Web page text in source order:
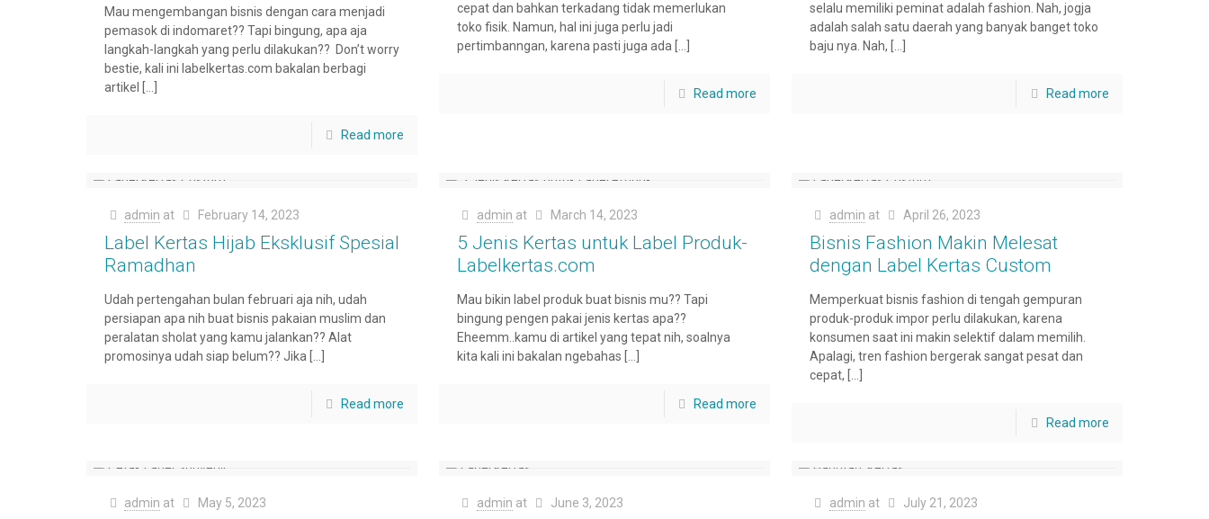
Mau mengembangan bisnis dengan cara menjadi
pemasok di indomaret?? Tapi bingung, apa aja
langkah-langkah yang perlu dilakukan?? Don’t worry
bestie, kali ini labelkertas.com bakalan berbagi
artikel
Read more
cepat dan bahkan terkadang tidak memerlukan
toko fisik. Namun, hal ini juga perlu jadi
pertimbanngan, karena pasti juga ada
Read more
selalu memiliki peminat adalah fashion. Nah, jogja
adalah salah satu daerah yang banyak banget toko
baju nya. Nah,
Read more
admin at February 14, 2023
Label Kertas Hijab Eksklusif Spesial
Ramadhan
Udah pertengahan bulan februari aja nih, udah
persiapan apa nih buat bisnis pakaian muslim dan
peralatan sholat yang kamu jalankan?? Alat
promosinya udah siap belum?? Jika
Read more
admin at March 14, 2023
5 Jenis Kertas untuk Label Produk-
Labelkertas.com
Mau bikin label produk buat bisnis mu?? Tapi
bingung pengen pakai jenis kertas apa??
Eheemm..kamu di artikel yang tepat nih, soalnya
kita kali ini bakalan ngebahas
Read more
admin at April 26, 2023
Bisnis Fashion Makin Melesat
dengan Label Kertas Custom
Memperkuat bisnis fashion di tengah gempuran
produk-produk impor perlu dilakukan, karena
konsumen saat ini makin selektif dalam memilih.
Apalagi, tren fashion bergerak sangat pesat dan
cepat,
Read more
admin at May 5, 2023 admin at June 3, 2023 admin at July 21, 2023